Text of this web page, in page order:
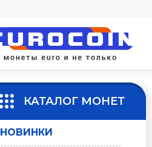
КАТАЛОГ МОНЕТ
НОВИНКИ